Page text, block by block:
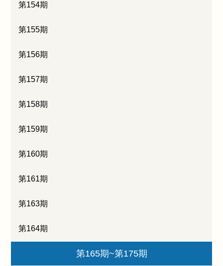
第154期
第155期
第156期
第157期
第158期
第159期
第160期
第161期
第163期
第164期
第165期~第175期